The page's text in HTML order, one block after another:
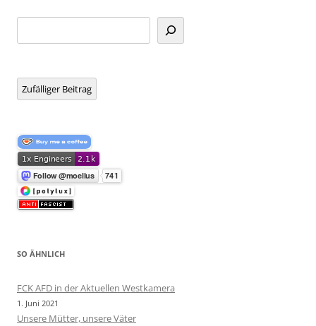
Zufälliger Beitrag
SO ÄHNLICH
FCK AFD in der Aktuellen Westkamera
1. Juni 2021
Unsere Mütter, unsere Väter